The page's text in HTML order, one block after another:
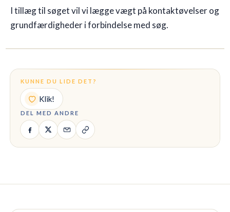
I tillæg til søget vil vi lægge vægt på kontaktøvelser og
grundfærdigheder i forbindelse med søg.
KUNNE DU LIDE DET?
Klik!
DEL MED ANDRE